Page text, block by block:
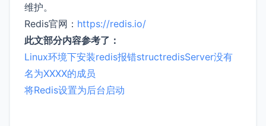
维护。
Redis官网： https://redis.io/
此文部分内容参考了：
Linux环境下安装redis报错structredisServer没有
名为XXXX的成员
将Redis设置为后台启动